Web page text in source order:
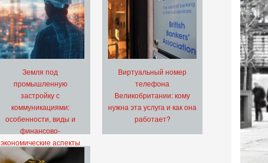
Земля под
промышленную
застройку с
коммуникациями:
особенности, виды и
финансово-
экономические аспекты
Виртуальный номер
телефона
Великобритании: кому
нужна эта услуга и как она
работает?